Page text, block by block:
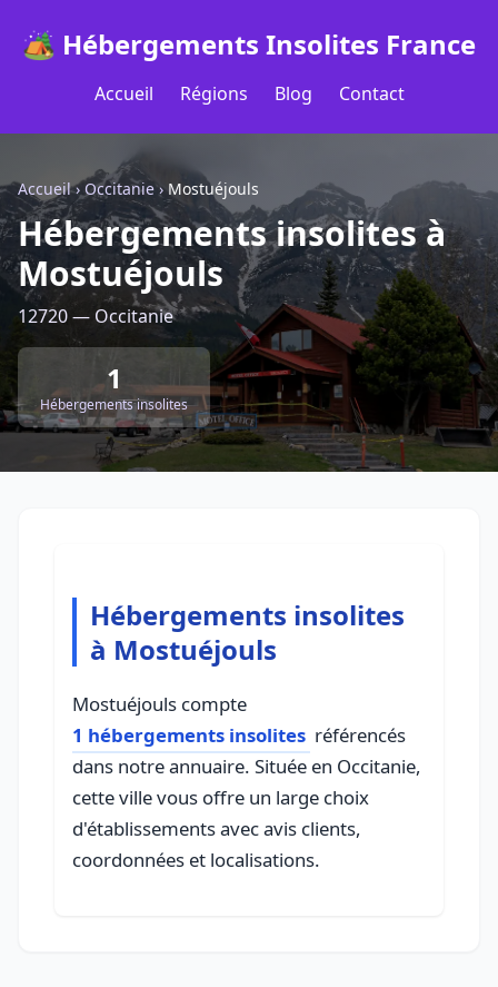
🏕️ Hébergements Insolites France
Accueil Régions Blog Contact
Accueil›Occitanie› Mostuéjouls
Hébergements insolites à
Mostuéjouls
12720 — Occitanie
1
Hébergements insolites
Hébergements insolites
à Mostuéjouls
Mostuéjouls compte
1 hébergements insolites référencés
dans notre annuaire. Située en Occitanie,
cette ville vous offre un large choix
d'établissements avec avis clients,
coordonnées et localisations.